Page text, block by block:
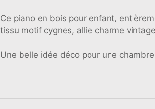
Ce piano en bois pour enfant,
tissu motif cygnes, allie charme
Une belle idée déco pour une chambre